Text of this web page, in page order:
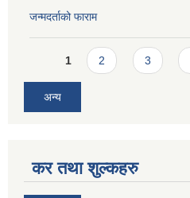
जन्मदर्ताको फाराम
Pages
1 2 3
अन्य
कर तथा शुल्कहरु